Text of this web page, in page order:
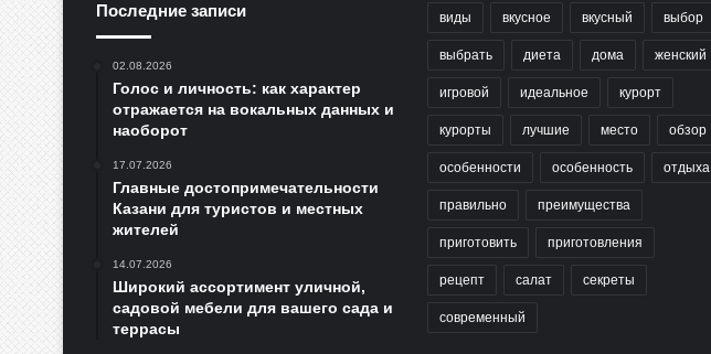
Последние записи
02.08.2026
Голос и личность: как характер
отражается на вокальных данных и
наоборот
17.07.2026
Главные достопримечательности
Казани для туристов и местных
жителей
14.07.2026
Широкий ассортимент уличной,
садовой мебели для вашего сада и
террасы
виды вкусное вкусный выбор
выбрать диета дома женский
игровой идеальное курорт
курорты лучшие место обзор
особенности особенность отдыха
правильно преимущества
приготовить приготовления
рецепт салат секреты
современный